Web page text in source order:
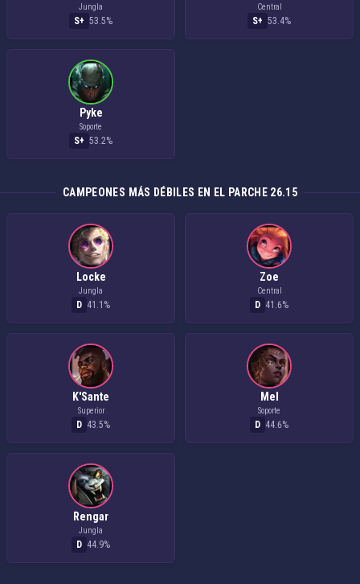
Jungla
S+ 53.5%
Central
S+ 53.4%
Pyke
Soporte
S+ 53.2%
CAMPEONES MÁS DÉBILES EN EL PARCHE 26.15
Locke
Jungla
D 41.1%
Zoe
Central
D 41.6%
K'Sante
Superior
D 43.5%
Mel
Soporte
D 44.6%
Rengar
Jungla
D 44.9%